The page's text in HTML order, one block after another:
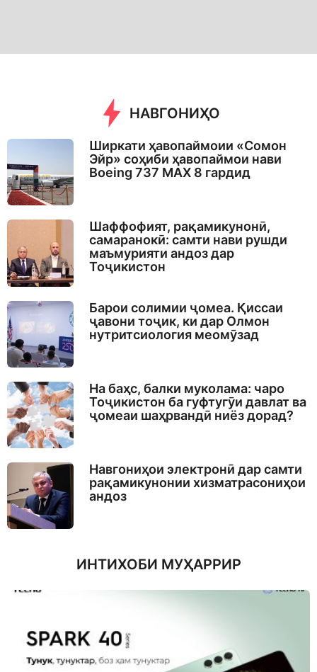
НАВГОНИҲО
Ширкати ҳавопаймоии «Сомон
Эйр» соҳиби ҳавопаймои нави
Boeing 737 MAX 8 гардид
Шаффофият, рақамикунонӣ,
самаранокӣ: самти нави рушди
маъмурияти андоз дар
Тоҷикистон
Барои солимии ҷомеа. Қиссаи
ҷавони тоҷик, ки дар Олмон
нутритсиология меомӯзад
На баҳс, балки муколама: чаро
Тоҷикистон ба гуфтугӯи давлат ва
ҷомеаи шаҳрвандӣ ниёз дорад?
Навгониҳои электронӣ дар самти
рақамикунонии хизматрасониҳои
андоз
ИНТИХОБИ МУҲАРРИР